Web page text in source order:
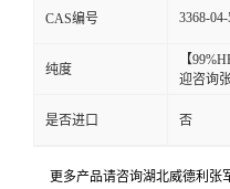
CAS编号 3368-04-
纯度
【
迎咨询
是否进口 否
更多产品请咨询湖北威德利张